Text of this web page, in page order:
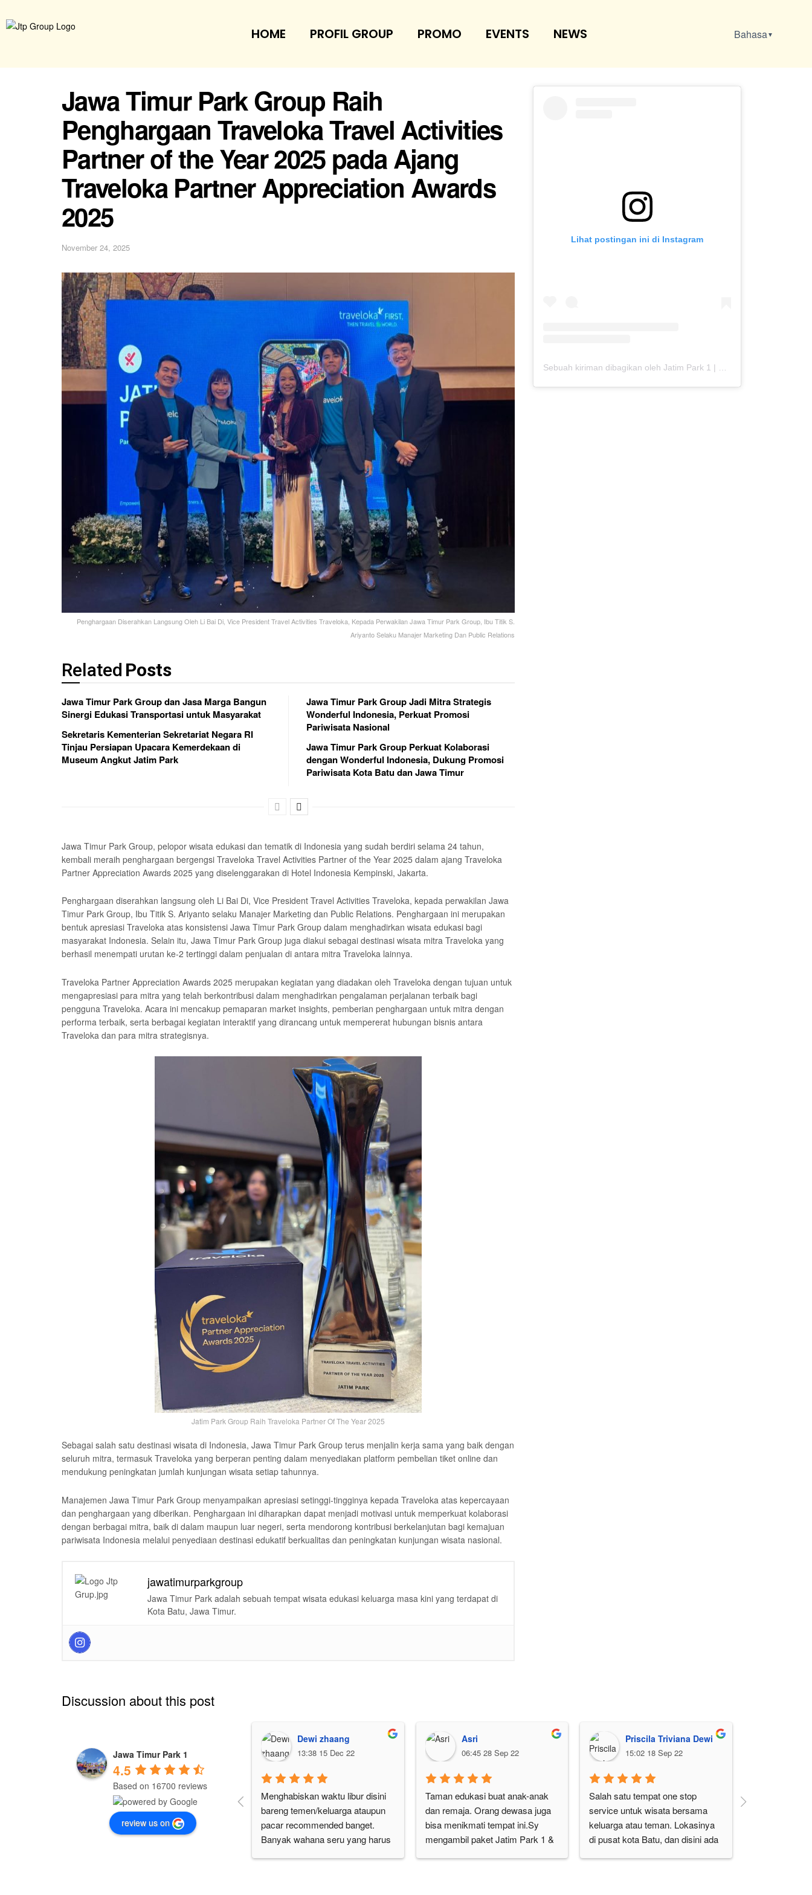
HOME PROFIL GROUP PROMO EVENTS NEWS Bahasa▼
Jawa Timur Park Group Raih
Penghargaan Traveloka Travel Activities
Partner of the Year 2025 pada Ajang
Traveloka Partner Appreciation Awards
2025
November 24, 2025
Penghargaan Diserahkan Langsung Oleh Li Bai Di, Vice President Travel Activities Traveloka, Kepada Perwakilan Jawa Timur Park Group, Ibu Titik S.
Ariyanto Selaku Manajer Marketing Dan Public Relations
Related Posts
Jawa Timur Park Group dan Jasa Marga Bangun
Sinergi Edukasi Transportasi untuk Masyarakat
Sekretaris Kementerian Sekretariat Negara RI
Tinjau Persiapan Upacara Kemerdekaan di
Museum Angkut Jatim Park
Jawa Timur Park Group Jadi Mitra Strategis
Wonderful Indonesia, Perkuat Promosi
Pariwisata Nasional
Jawa Timur Park Group Perkuat Kolaborasi
dengan Wonderful Indonesia, Dukung Promosi
Pariwisata Kota Batu dan Jawa Timur
Jawa Timur Park Group, pelopor wisata edukasi dan tematik di Indonesia yang sudah berdiri selama 24 tahun,
kembali meraih penghargaan bergengsi Traveloka Travel Activities Partner of the Year 2025 dalam ajang Traveloka
Partner Appreciation Awards 2025 yang diselenggarakan di Hotel Indonesia Kempinski, Jakarta.
Penghargaan diserahkan langsung oleh Li Bai Di, Vice President Travel Activities Traveloka, kepada perwakilan Jawa
Timur Park Group, Ibu Titik S. Ariyanto selaku Manajer Marketing dan Public Relations. Penghargaan ini merupakan
bentuk apresiasi Traveloka atas konsistensi Jawa Timur Park Group dalam menghadirkan wisata edukasi bagi
masyarakat Indonesia. Selain itu, Jawa Timur Park Group juga diakui sebagai destinasi wisata mitra Traveloka yang
berhasil menempati urutan ke-2 tertinggi dalam penjualan di antara mitra Traveloka lainnya.
Traveloka Partner Appreciation Awards 2025 merupakan kegiatan yang diadakan oleh Traveloka dengan tujuan untuk
mengapresiasi para mitra yang telah berkontribusi dalam menghadirkan pengalaman perjalanan terbaik bagi
pengguna Traveloka. Acara ini mencakup pemaparan market insights, pemberian penghargaan untuk mitra dengan
performa terbaik, serta berbagai kegiatan interaktif yang dirancang untuk mempererat hubungan bisnis antara
Traveloka dan para mitra strategisnya.
Jatim Park Group Raih Traveloka Partner Of The Year 2025
Sebagai salah satu destinasi wisata di Indonesia, Jawa Timur Park Group terus menjalin kerja sama yang baik dengan
seluruh mitra, termasuk Traveloka yang berperan penting dalam menyediakan platform pembelian tiket online dan
mendukung peningkatan jumlah kunjungan wisata setiap tahunnya.
Manajemen Jawa Timur Park Group menyampaikan apresiasi setinggi-tingginya kepada Traveloka atas kepercayaan
dan penghargaan yang diberikan. Penghargaan ini diharapkan dapat menjadi motivasi untuk memperkuat kolaborasi
dengan berbagai mitra, baik di dalam maupun luar negeri, serta mendorong kontribusi berkelanjutan bagi kemajuan
pariwisata Indonesia melalui penyediaan destinasi edukatif berkualitas dan peningkatan kunjungan wisata nasional.
jawatimurparkgroup
Jawa Timur Park adalah sebuah tempat wisata edukasi keluarga masa kini yang terdapat di
Kota Batu, Jawa Timur.
Discussion about this post
Lihat postingan ini di Instagram
Sebuah kiriman dibagikan oleh Jatim Park 1 | Official (@jatimparksatu)
Jawa Timur Park 1
4.5
Based on 16700 reviews
review us on
Dewi zhaang
13:38 15 Dec 22
Menghabiskan waktu libur disini
bareng temen/keluarga ataupun
pacar recommended banget.
Banyak wahana seru yang harus
Asri
06:45 28 Sep 22
Taman edukasi buat anak-anak
dan remaja. Orang dewasa juga
bisa menikmati tempat ini.Sy
mengambil paket Jatim Park 1 &
Priscila Triviana Dewi
15:02 18 Sep 22
Salah satu tempat one stop
service untuk wisata bersama
keluarga atau teman. Lokasinya
di pusat kota Batu, dan disini ada